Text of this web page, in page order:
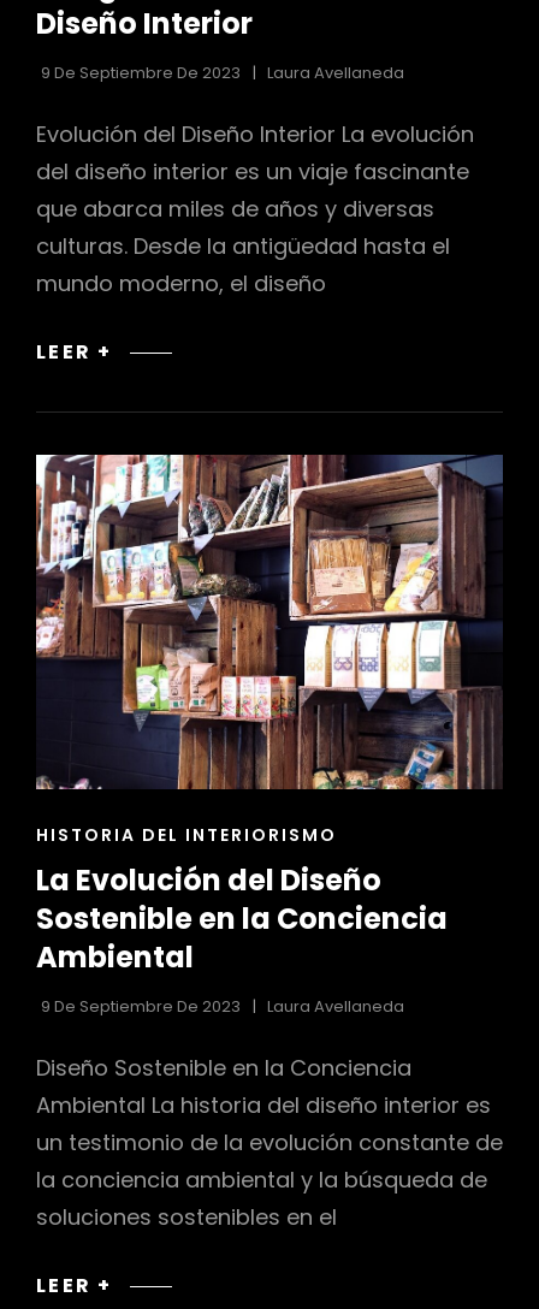
Diseño Interior
9 De Septiembre De 2023 Laura Avellaneda
Evolución del Diseño Interior La evolución
del diseño interior es un viaje fascinante
que abarca miles de años y diversas
culturas. Desde la antigüedad hasta el
mundo moderno, el diseño
LEER +
EL
DESDE
ANTIGÜEDAD:
EVOLUCIÓN
DEL
DISEÑO
INTERIOR
ENLACES
LAS
CATEGORÍAS
HISTORIA DEL INTERIORISMO
La Evolución del Diseño
Sostenible en la Conciencia
Ambiental
9 De Septiembre De 2023 Laura Avellaneda
Diseño Sostenible en la Conciencia
Ambiental La historia del diseño interior es
un testimonio de la evolución constante de
la conciencia ambiental y la búsqueda de
soluciones sostenibles en el
LEER +
LA